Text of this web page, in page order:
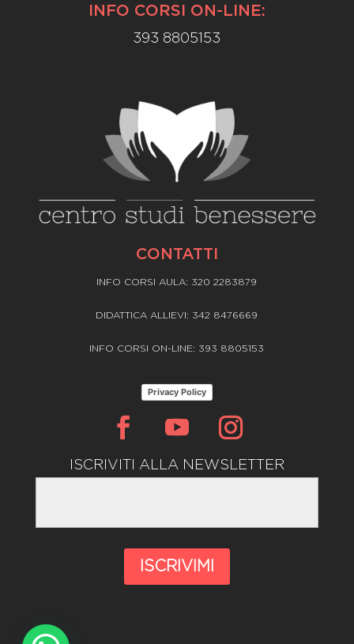
INFO CORSI ON-LINE:
393 8805153
CONTATTI
INFO CORSI AULA: 320 2283879
DIDATTICA ALLIEVI: 342 8476669
INFO CORSI ON-LINE: 393 8805153
Privacy Policy
ISCRIVITI ALLA NEWSLETTER